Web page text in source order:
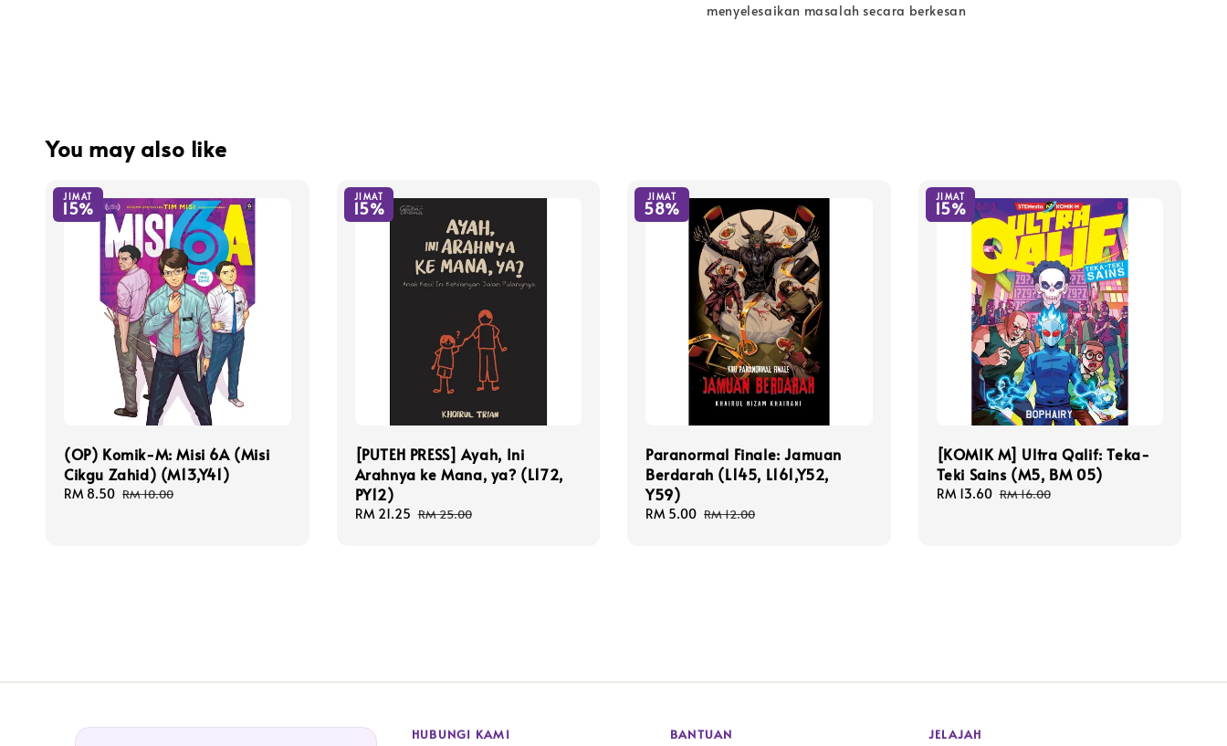
menyelesaikan masalah secara berkesan
You may also like
JIMAT
15%
(OP) Komik-M: Misi 6A (Misi
Cikgu Zahid) (M13,Y41)
Sale
RM 8.50 Regular
RM 10.00
JIMAT
15%
[PUTEH PRESS] Ayah, Ini
Arahnya ke Mana, ya? (L172,
PY12)
Sale
RM 21.25 Regular
RM 25.00
JIMAT
58%
Paranormal Finale: Jamuan
Berdarah (L145, L161,Y52,
Y59)
Sale
RM 5.00 Regular
RM 12.00
JIMAT
15%
[KOMIK M] Ultra Qalif: Teka-
Teki Sains (M5, BM 05)
Sale
RM 13.60 Regular
RM 16.00
HUBUNGI KAMI BANTUAN JELAJAH